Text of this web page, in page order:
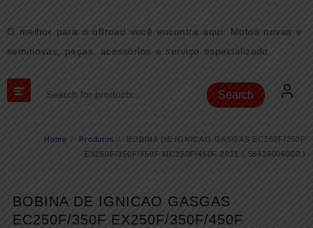
content
O melhor para o offroad você encontra aqui: Motos novas e
seminovas, peças, acessórios e serviço especializado.
Search
Home Produtos
BOBINA DE IGNICAO GASGAS EC250F/350F
EX250F/350F/450F MC250F/450F 2021 ( 58439006000 )
BOBINA DE IGNICAO GASGAS
EC250F/350F EX250F/350F/450F